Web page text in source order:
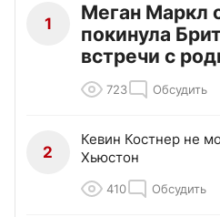
1
Меган Маркл
покинула
встречи с
723 Обсудить
2
Кевин Костнер не
Хьюстон
410 Обсудить